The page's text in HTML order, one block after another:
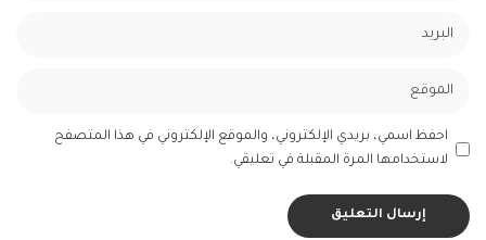
احفظ اسمي، بريدي الإلكتروني، والموقع الإلكتروني في هذا المتصفح
لاستخدامها المرة المقبلة في تعليقي.